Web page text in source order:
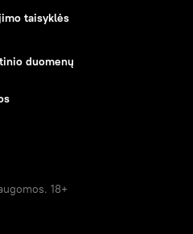
taisyklės
duomenų
18+